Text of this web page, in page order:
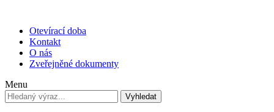
Otevírací doba
Kontakt
O nás
Zveřejněné dokumenty
Menu
Vyhledat